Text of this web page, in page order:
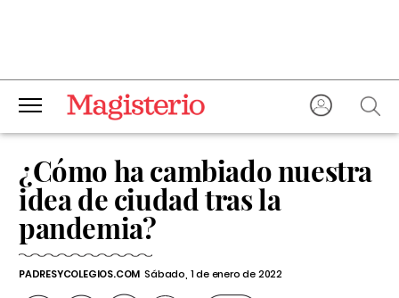
¿Cómo ha cambiado nuestra
idea de ciudad tras la
pandemia?
PADRESYCOLEGIOS.COM Sábado, 1 de enero de 2022